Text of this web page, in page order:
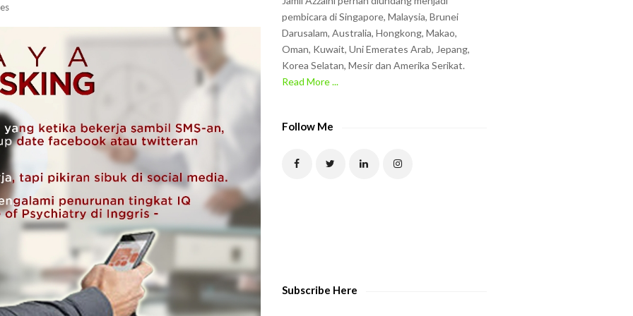
pembicara di Singapore, Malaysia, Brunei
Darusalam, Australia, Hongkong, Makao,
Oman, Kuwait, Uni Emerates Arab, Jepang,
Korea Selatan, Mesir dan Amerika Serikat.
Read More ...
Follow Me
Subscribe Here